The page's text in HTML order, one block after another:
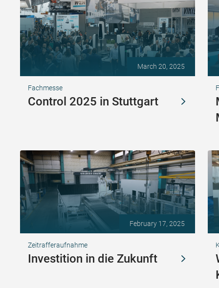
March 20, 2025
Fachmesse
Control 2025 in Stuttgart
February 17, 2025
Zeitrafferaufnahme
Investition in die Zukunft